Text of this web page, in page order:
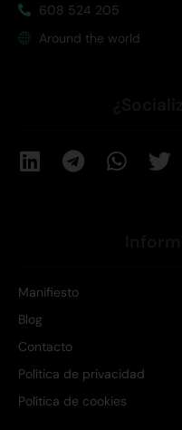
608 524 205
Around the world
Manifiesto
Blog
Contacto
Política de privacidad
Política de cookies